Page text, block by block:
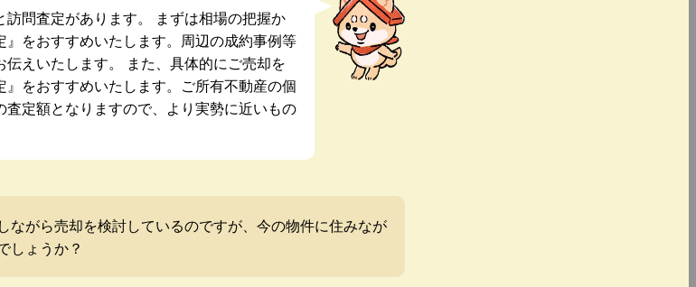
問査定があります。 まずは相場の把握か
をおすすめいたします。周辺の成約事例等
えいたします。 また、具体的にご売却を
をおすすめいたします。ご所有不動産の個
定額となりますので、より実勢に近いもの
ながら売却を検討しているのですが、今の物件に住みなが
しょうか？